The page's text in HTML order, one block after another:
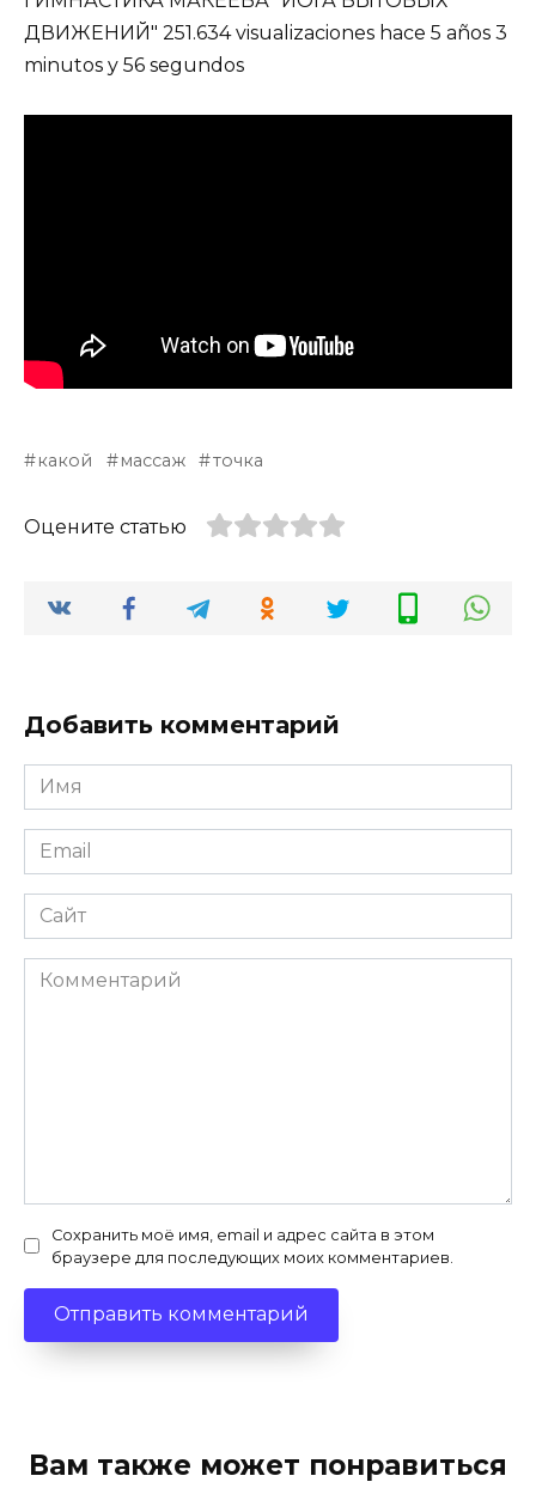
ДВИЖЕНИЙ" 251.634 visualizaciones hace 5 años 3
minutos y 56 segundos
какой массаж точка
Оцените статью
Добавить комментарий
Имя
*
Email
*
Сайт
Комментарий
Сохранить моё имя, email и адрес сайта в этом
браузере для последующих моих комментариев.
Вам также может понравиться